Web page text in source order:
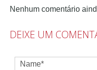
Nenhum comentário
DEIXE UM